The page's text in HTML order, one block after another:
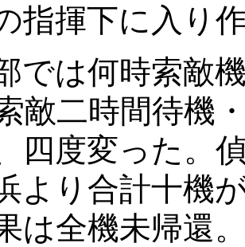
指揮下に入り
では何時索敵
敵二時間待機
四度変った。
より合計十機
は全機未帰還